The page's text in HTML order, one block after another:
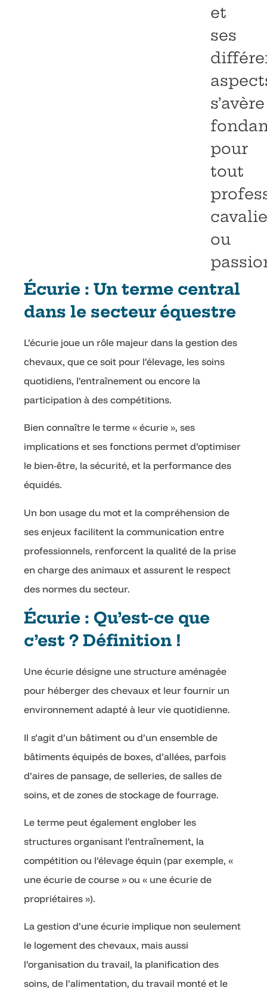
et
ses
s’avère
pour
tout
ou
Écurie : Un terme central
dans le secteur équestre
L’écurie joue un rôle majeur dans la gestion des
chevaux, que ce soit pour l’élevage, les soins
quotidiens, l’entraînement ou encore la
participation à des compétitions.
Bien connaître le terme « écurie », ses
implications et ses fonctions permet d’optimiser
le bien-être, la sécurité, et la performance des
équidés.
Un bon usage du mot et la compréhension de
ses enjeux facilitent la communication entre
professionnels, renforcent la qualité de la prise
en charge des animaux et assurent le respect
des normes du secteur.
Écurie : Qu’est-ce que
c’est ? Définition !
Une écurie désigne une structure aménagée
pour héberger des chevaux et leur fournir un
environnement adapté à leur vie quotidienne.
Il s’agit d’un bâtiment ou d’un ensemble de
bâtiments équipés de boxes, d’allées, parfois
d’aires de pansage, de selleries, de salles de
soins, et de zones de stockage de fourrage.
Le terme peut également englober les
structures organisant l’entraînement, la
compétition ou l’élevage équin (par exemple, «
une écurie de course » ou « une écurie de
propriétaires »).
La gestion d’une écurie implique non seulement
le logement des chevaux, mais aussi
l’organisation du travail, la planification des
soins, de l’alimentation, du travail monté et le